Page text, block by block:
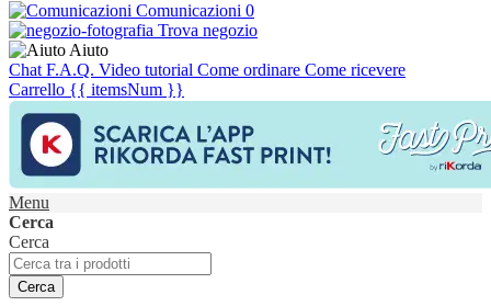
Comunicazioni 0
Trova negozio
Aiuto
Chat F.A.Q. Video tutorial Come ordinare Come ricevere
Carrello {{ itemsNum }}
Menu
Cerca
Cerca
Cerca